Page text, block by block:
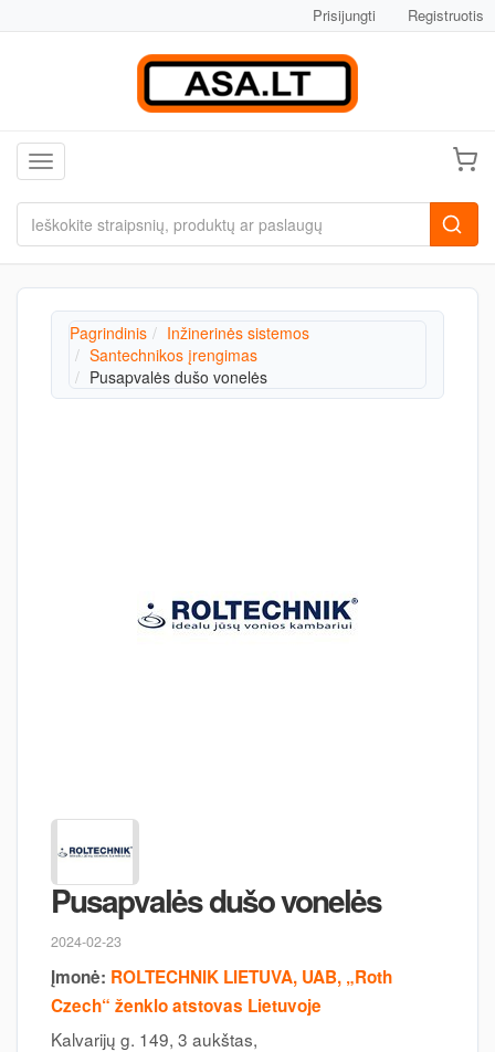
Prisijungti Registruotis
Toggle navigation
Pagrindinis
Inžinerinės sistemos
Santechnikos įrengimas
Pusapvalės dušo vonelės
Pusapvalės dušo vonelės
2024-02-23
Įmonė: ROLTECHNIK LIETUVA, UAB, „Roth
Czech“ ženklo atstovas Lietuvoje
Kalvarijų g. 149, 3 aukštas,